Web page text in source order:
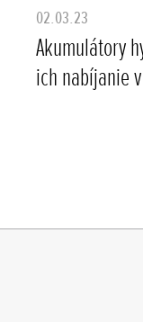
02.03.23
Akumulátory
ich nabíjanie